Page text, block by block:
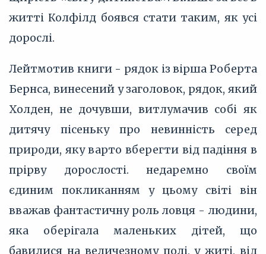
житті Колфілд боявся стати таким, як усі
дорослі.
Лейтмотив книги - рядок із вірша Роберта
Бернса, винесений у заголовок, рядок, який
Холден, не дочувши, витлумачив собі як
дитячу пісеньку про невинність серед
природи, яку варто вберегти від падіння в
прірву дорослості. недаремно своїм
єдиним покликанням у цьому світі він
вважав фантастичну роль ловця - людини,
яка оберігала маленьких дітей, що
бавилися на величезному полі, у житі, від